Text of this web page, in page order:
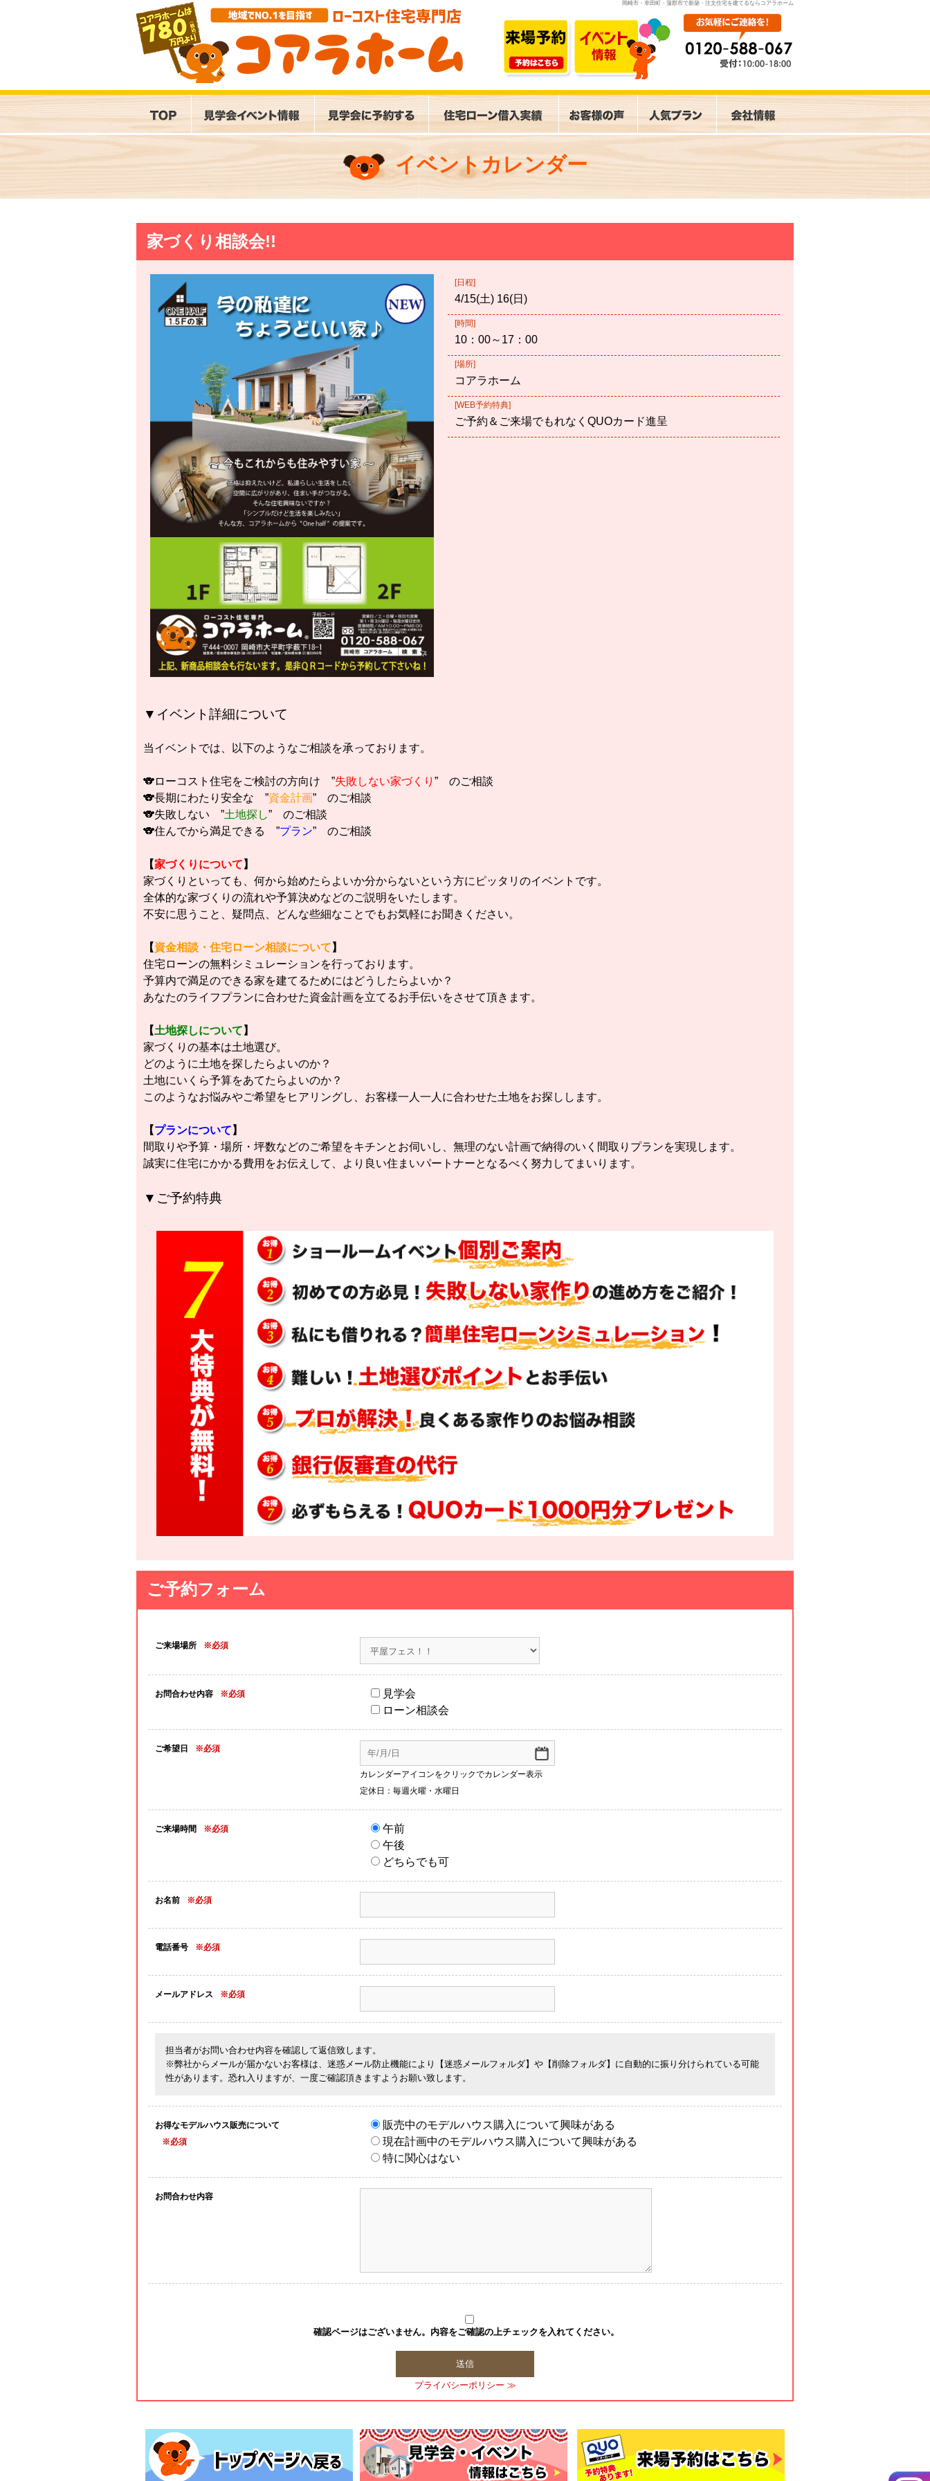
岡崎市・幸田町・蒲郡市で新築・注文住宅を建てるならコアラホーム
イベントカレンダー
家づくり相談会!!
[日程]
4/15(土) 16(日)
[時間]
10：00～17：00
[場所]
コアラホーム
[WEB予約特典]
ご予約＆ご来場でもれなくQUOカード進呈
▼イベント詳細について
当イベントでは、以下のようなご相談を承っております。
🐨ローコスト住宅をご検討の方向け ”失敗しない家づくり ” のご相談
🐨長期にわたり安全な ”資金計画” のご相談
🐨失敗しない ”土地探し” のご相談
🐨住んでから満足できる ”プラン” のご相談
【家づくりについて 】
家づくりといっても、何から始めたらよいか分からないという方にピッタリのイベントです。
全体的な家づくりの流れや予算決めなどのご説明をいたします。
不安に思うこと、疑問点、どんな些細なことでもお気軽にお聞きください。
【資金相談・住宅ローン相談について 】
住宅ローンの無料シミュレーションを行っております。
予算内で満足のできる家を建てるためにはどうしたらよいか？
あなたのライフプランに合わせた資金計画を立てるお手伝いをさせて頂きます。
【土地探しについて 】
家づくりの基本は土地選び。
どのように土地を探したらよいのか？
土地にいくら予算をあてたらよいのか？
このようなお悩みやご希望をヒアリングし、お客様一人一人に合わせた土地をお探しします。
【プランについて 】
間取りや予算・場所・坪数などのご希望をキチンとお伺いし、無理のない計画で納得のいく間取りプランを実現します。
誠実に住宅にかかる費用をお伝えして、より良い住まいパートナーとなるべく努力してまいります。
▼ご予約特典
ご予約フォーム
ご来場場所 ※必須
お問合わせ内容 ※必須
見学会
ローン相談会
ご希望日 ※必須
カレンダーアイコンをクリックでカレンダー表示
定休日：毎週火曜・水曜日
ご来場時間 ※必須
午前
午後
どちらでも可
お名前 ※必須
電話番号 ※必須
メールアドレス ※必須
担当者がお問い合わせ内容を確認して返信致します。
※弊社からメールが届かないお客様は、迷惑メール防止機能により【迷惑メールフォルダ】や【削除フォルダ】に自動的に振り分けられている可能
性があります。恐れ入りますが、一度ご確認頂きますようお願い致します。
お得なモデルハウス販売について
※必須
販売中のモデルハウス購入について興味がある
現在計画中のモデルハウス購入について興味がある
特に関心はない
お問合わせ内容
確認ページはございません。内容をご確認の上チェックを入れてください。
プライバシーポリシー ≫